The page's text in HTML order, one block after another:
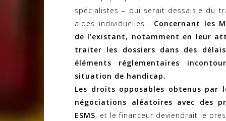
spécialistes – qui serait dessaisie du
aides individuelles… Concernant les
de l’existant, notamment en leur
traiter les dossiers dans des
éléments réglementaires
situation de handicap.
Les droits opposables obtenus par
négociations aléatoires avec des
ESMS, et le financeur deviendrait le